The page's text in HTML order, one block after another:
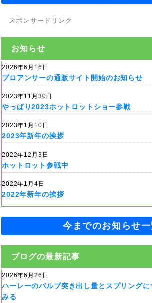
スポンサードリンク
お知らせ
2026年6月16日
プロアンサーの通販サイト開始のお知らせ
2023年11月30日
やっぱり2023ホットロットショー参戦
2023年1月10日
2023年新年の挨拶
2022年12月3日
ホットロット参戦中
2022年1月4日
2022年新年の挨拶
今までのお知らせ
ブログの最新記事
2026年6月26日
ハーレーのバルブ突き出し量とスプリング
みる